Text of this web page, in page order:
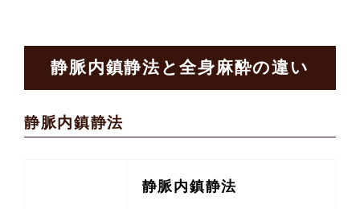
静脈内鎮静法と全身麻酔の違い
静脈内鎮静法
静脈内鎮静法